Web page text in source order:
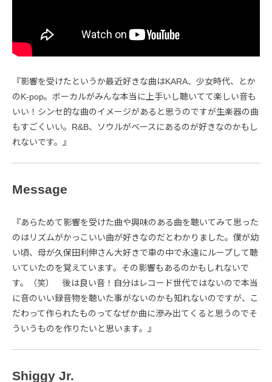
『影響を受けたというか最近好きな曲はKARA、少女時代、とか
のK-pop。ボーカルがみんな本当に上手いし聴いてて楽しい音も
いい！シンセ的な曲のイメージがあると思うのですが生楽器の曲
もすごくいい。R&B、ソウルがベースにあるのが好きなのかもし
れないです。』
Message
『あらためて影響を受けた曲や興味のある曲を聴いてみて思った
のはリズムがかっこいい曲が好きなのだとわかりました。僕が幼
い頃、母が久保田利伸さん大好きで車の中で永遠にループして聴
いていたのを覚えています。その影響もあるのかもしれないで
す。（笑） 後は良い音！自分はレコード世代ではないので本当
に音のいい録音物を聴いた事がないのかも知れないのですが、こ
だわって作られたものってなぜか曲に滲み出てくると思うのでそ
ういうものを作りたいと思います。』
Shiggy Jr.